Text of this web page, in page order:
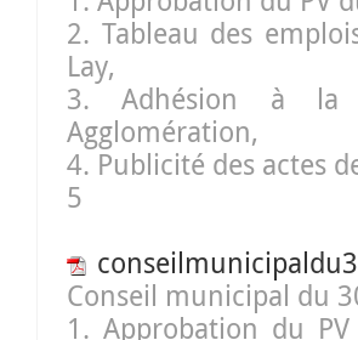
2. Tableau des
Lay,
3. Adhésion à la
Agglomération,
4. Publicité des actes
5
Conseil municipal du
1. Approbation du